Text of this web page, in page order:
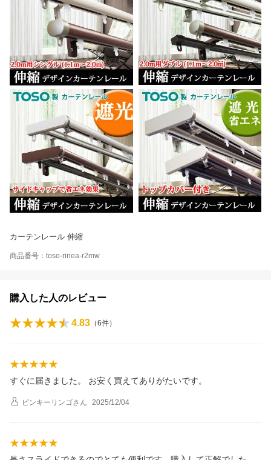
カーテンレール 伸縮
商品番号：toso-rinea-r2mw
購入した人のレビュー
4.83 （6件）
すぐに届きました。 お安く買えてありがたいです。
ピンキーリンゴさん 2025/12/04